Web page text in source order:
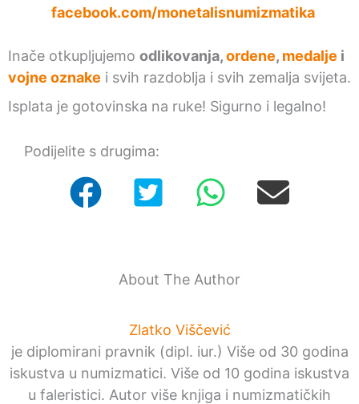
facebook.com/monetalisnumizmatika
Inače otkupljujemo odlikovanja,ordene, medalje i
vojne oznake i svih razdoblja i svih zemalja svijeta.
Isplata je gotovinska na ruke! Sigurno i legalno!
Podijelite s drugima:
About The Author
Zlatko Viščević
je diplomirani pravnik (dipl. iur.) Više od 30 godina
iskustva u numizmatici. Više od 10 godina iskustva
u faleristici. Autor više knjiga i numizmatičkih